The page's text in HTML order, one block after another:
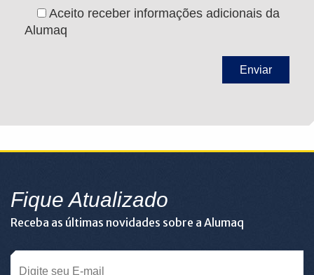
Aceito receber informações adicionais da
Alumaq
Fique Atualizado
Receba as últimas novidades sobre a Alumaq